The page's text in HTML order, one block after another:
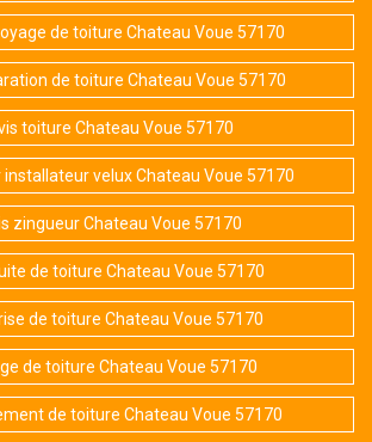
de toiture Chateau Voue 57170
de toiture Chateau Voue 57170
toiture Chateau Voue 57170
installateur velux Chateau Voue 57170
zingueur Chateau Voue 57170
de toiture Chateau Voue 57170
de toiture Chateau Voue 57170
de toiture Chateau Voue 57170
de toiture Chateau Voue 57170